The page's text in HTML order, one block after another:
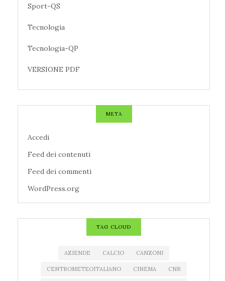
Sport-QS
Tecnologia
Tecnologia-QP
VERSIONE PDF
META
Accedi
Feed dei contenuti
Feed dei commenti
WordPress.org
TAG CLOUD
AZIENDE CALCIO CANZONI
CENTROMETEOITALIANO CINEMA CNR